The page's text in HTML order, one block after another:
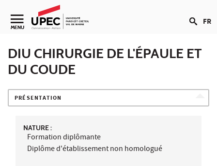
Aller au contenu
Navigation secondaire
MENU FR
DIU CHIRURGIE DE L'ÉPAULE ET
DU COUDE
PRÉSENTATION
NATURE :
Formation diplômante
Diplôme d'établissement non homologué